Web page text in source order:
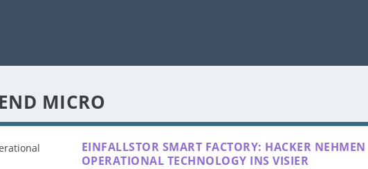
MICRO
EINFALLSTOR SMART FACTORY: HACKER NEHMEN
OPERATIONAL TECHNOLOGY INS VISIER